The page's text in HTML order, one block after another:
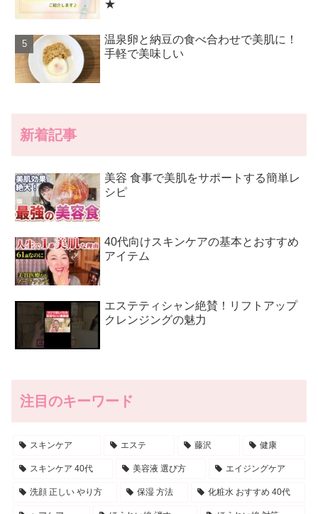
★
温泉卵と納豆の食べ合わせで美肌に！
手軽で美味しい
新着記事
美容 食事で美肌をサポートする簡単レ
シピ
40代向けスキンケアの基本とおすすめ
アイテム
エステティシャン絶賛！リフトアップ
クレンジングの魅力
注目のキーワード
スキンケア エステ 藤沢 健康
スキンケア 40代 美容液 選び方 エイジングケア
洗顔 正しい やり方 保湿 方法 化粧水 おすすめ 40代